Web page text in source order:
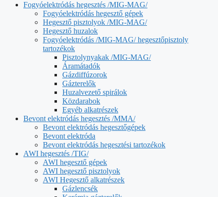
Fogyóelektródás hegesztés /MIG-MAG/
Fogyóelektródás hegesztő gépek
Hegesztő pisztolyok /MIG-MAG/
Hegesztő huzalok
Fogyóelektródás /MIG-MAG/ hegesztőpisztoly
tartozékok
Pisztolynyakak /MIG-MAG/
Áramátadók
Gázdiffúzorok
Gázterelők
Huzalvezető spirálok
Közdarabok
Egyéb alkatrészek
Bevont elektródás hegesztés /MMA/
Bevont elektródás hegesztőgépek
Bevont elektróda
Bevont elektródás hegesztési tartozékok
AWI hegesztés /TIG/
AWI hegesztő gépek
AWI hegesztő pisztolyok
AWI Hegesztő alkatrészek
Gázlencsék